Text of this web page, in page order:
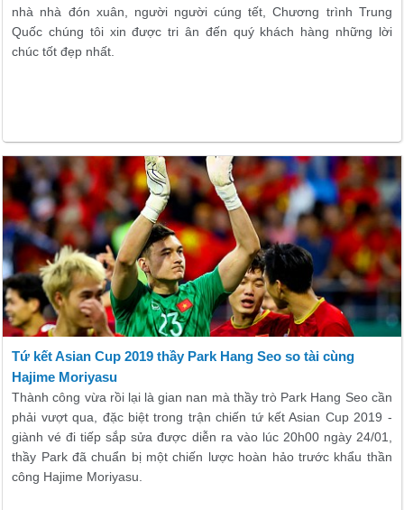
nhà nhà đón xuân, người người cúng tết, Chương trình Trung
Quốc chúng tôi xin được tri ân đến quý khách hàng những lời
chúc tốt đẹp nhất.
Tứ kết Asian Cup 2019 thầy Park Hang Seo so tài cùng
Hajime Moriyasu
Thành công vừa rồi lại là gian nan mà thầy trò Park Hang Seo cần
phải vượt qua, đặc biệt trong trận chiến tứ kết Asian Cup 2019 -
giành vé đi tiếp sắp sửa được diễn ra vào lúc 20h00 ngày 24/01,
thầy Park đã chuẩn bị một chiến lược hoàn hảo trước khẩu thần
công Hajime Moriyasu.